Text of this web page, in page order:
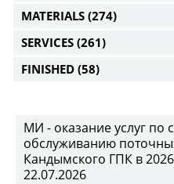
MATERIALS (274)
SERVICES (261)
FINISHED (58)
МИ - оказание услуг по
обслуживанию
Кандымского ГПК в
22.07.2026